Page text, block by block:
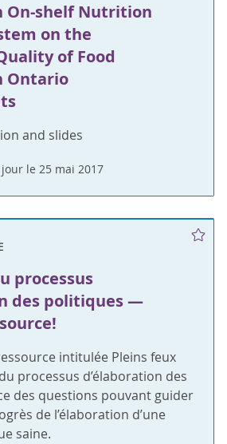
On-shelf Nutrition
on the
of Food
Ontario
and slides
le 25 mai 2017
processus
des politiques —
intitulée Pleins feux
processus d’élaboration des
des questions pouvant guider
de l’élaboration d’une
saine.